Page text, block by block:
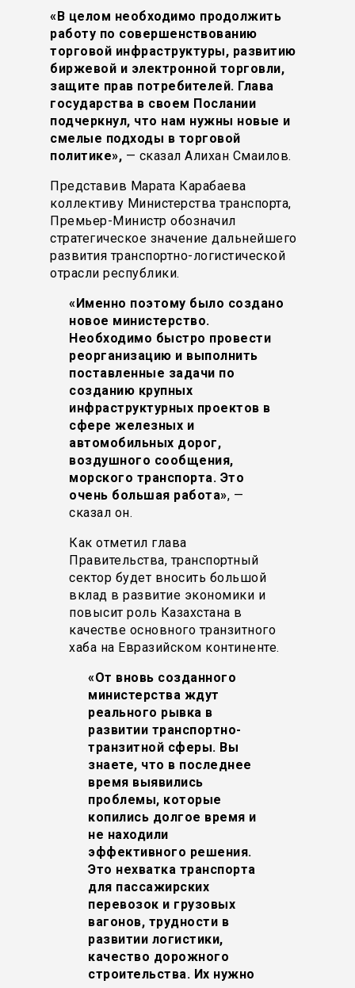
«В целом необходимо продолжить
работу по совершенствованию
торговой инфраструктуры, развитию
биржевой и электронной торговли,
защите прав потребителей. Глава
государства в своем Послании
подчеркнул, что нам нужны новые и
смелые подходы в торговой
политике», — сказал Алихан Смаилов.
Представив Марата Карабаева
коллективу Министерства транспорта,
Премьер-Министр обозначил
стратегическое значение дальнейшего
развития транспортно-логистической
отрасли республики.
«Именно поэтому было создано
новое министерство.
Необходимо быстро провести
реорганизацию и выполнить
поставленные задачи по
созданию крупных
инфраструктурных проектов в
сфере железных и
автомобильных дорог,
воздушного сообщения,
морского транспорта. Это
очень большая работа», —
сказал он.
Как отметил глава
Правительства, транспортный
сектор будет вносить большой
вклад в развитие экономики и
повысит роль Казахстана в
качестве основного транзитного
хаба на Евразийском континенте.
«От вновь созданного
министерства ждут
реального рывка в
развитии транспортно-
транзитной сферы. Вы
знаете, что в последнее
время выявились
проблемы, которые
копились долгое время и
не находили
эффективного решения.
Это нехватка транспорта
для пассажирских
перевозок и грузовых
вагонов, трудности в
развитии логистики,
качество дорожного
строительства. Их нужно